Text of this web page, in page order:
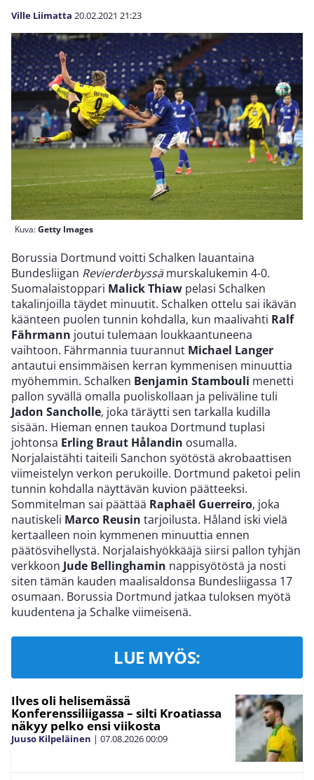
Ville Liimatta 20.02.2021 21:23
Kuva:Getty Images
Borussia Dortmund voitti Schalken lauantaina
Bundesliigan Revierderbyssämurskalukemin 4-0.
Suomalaistoppari Malick Thiaw pelasi Schalken
takalinjoilla täydet minuutit. Schalken ottelu sai ikävän
käänteen puolen tunnin kohdalla, kun maalivahti Ralf
Fährmann joutui tulemaan loukkaantuneena
vaihtoon. Fährmannia tuurannut Michael Langer
antautui ensimmäisen kerran kymmenisen minuuttia
myöhemmin. Schalken Benjamin Stambouli menetti
pallon syvällä omalla puoliskollaan ja peliväline tuli
Jadon Sancholle, joka täräytti sen tarkalla kudilla
sisään. Hieman ennen taukoa Dortmund tuplasi
johtonsa Erling Braut Hålandin osumalla.
Norjalaistähti taiteili Sanchon syötöstä akrobaattisen
viimeistelyn verkon perukoille. Dortmund paketoi pelin
tunnin kohdalla näyttävän kuvion päätteeksi.
Sommitelman sai päättää Raphaël Guerreiro, joka
nautiskeli Marco Reusin tarjoilusta. Håland iski vielä
kertaalleen noin kymmenen minuuttia ennen
päätösvihellystä. Norjalaishyökkääjä siirsi pallon tyhjän
verkkoon Jude Bellinghamin nappisyötöstä ja nosti
siten tämän kauden maalisaldonsa Bundesliigassa 17
osumaan. Borussia Dortmund jatkaa tuloksen myötä
kuudentena ja Schalke viimeisenä.
LUE MYÖS:
Ilves oli helisemässä
Konferenssiliigassa – silti Kroatiassa
näkyy pelko ensi viikosta
Juuso Kilpeläinen | 07.08.202600:09